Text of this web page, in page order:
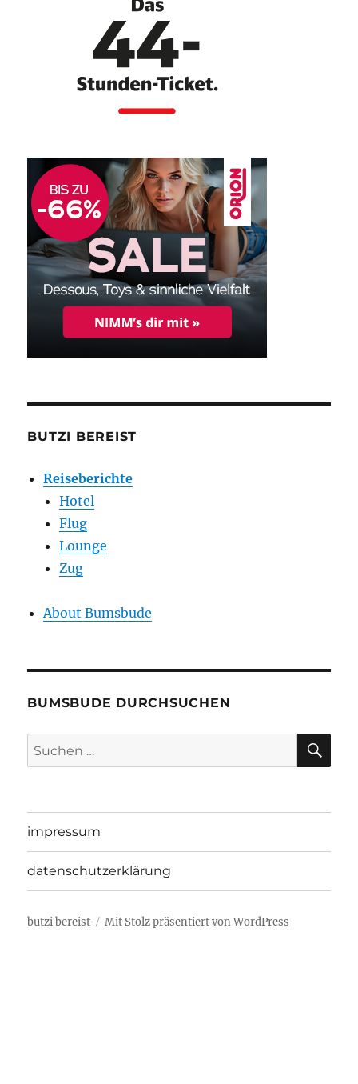
BUTZI BEREIST
Reiseberichte
Hotel
Flug
Lounge
Zug
About Bumsbude
BUMSBUDE DURCHSUCHEN
Suche
nach:
impressum
datenschutzerklärung
butzi bereist Mit Stolz präsentiert von WordPress